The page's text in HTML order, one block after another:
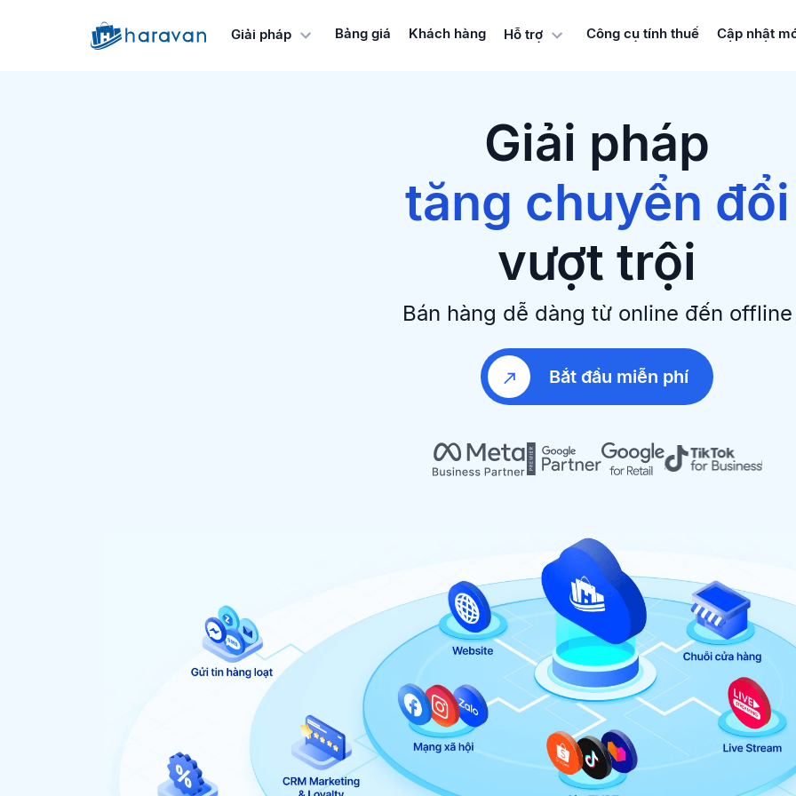
Giải pháp Bảng giá Khách hàng Hỗ trợ Công cụ tính thuế Cập nhật
Giải pháp
xây dựng Website
tăng chuyển đổi
giữ chân khách
bán hàng đa kênh
vượt trội
Bán hàng dễ dàng từ online đến offline
Bắt đầu miễn phí